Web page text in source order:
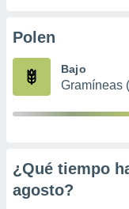
e
mediante
publicidad
publicidad
de
Polen
Bajo
Gramíneas
¿Qué tiempo
agosto?